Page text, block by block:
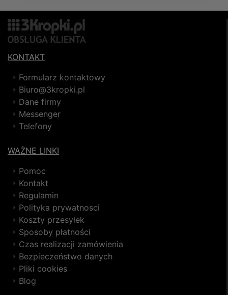
KONTAKT
Formularz kontaktowy
Biuro@3kropki.pl
Dane firmy
Messenger
Telefony
WAŻNE LINKI
Pomoc
Kontakt
Regulamin
Polityka prywatnosci
Koszty przesyłek
Sposoby płatności
Czas realizacji zamówienia
Bezpieczeństwo danych
Pliki cookies
Blog